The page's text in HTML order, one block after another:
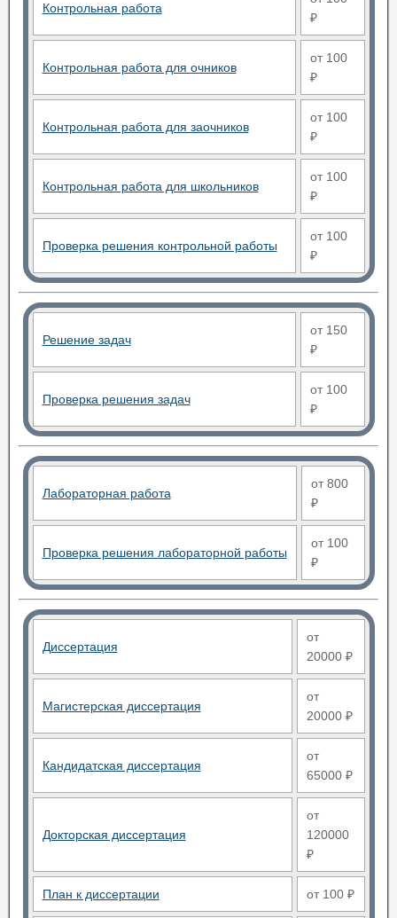
Контрольная работа
₽
Контрольная работа для очников
от 100
₽
Контрольная работа для заочников
от 100
₽
Контрольная работа для школьников
от 100
₽
Проверка решения контрольной работы
от 100
₽
Решение задач
от 150
₽
Проверка решения задач
от 100
₽
Лабораторная работа
от 800
₽
Проверка решения лабораторной работы
от 100
₽
Диссертация
от
20000 ₽
Магистерская диссертация
от
20000 ₽
Кандидатская диссертация
от
65000 ₽
Докторская диссертация
от
120000
₽
План к диссертации от 100 ₽